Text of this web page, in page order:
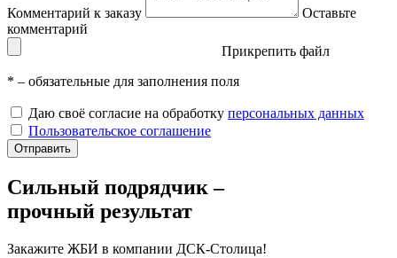
Комментарий к заказу
Оставьте
комментарий
Прикрепить файл
* – обязательные для заполнения поля
Даю своё согласие на обработку персональных данных
Пользовательское соглашение
Отправить
Сильный подрядчик –
прочный результат
Закажите ЖБИ в компании ДСК-Столица!